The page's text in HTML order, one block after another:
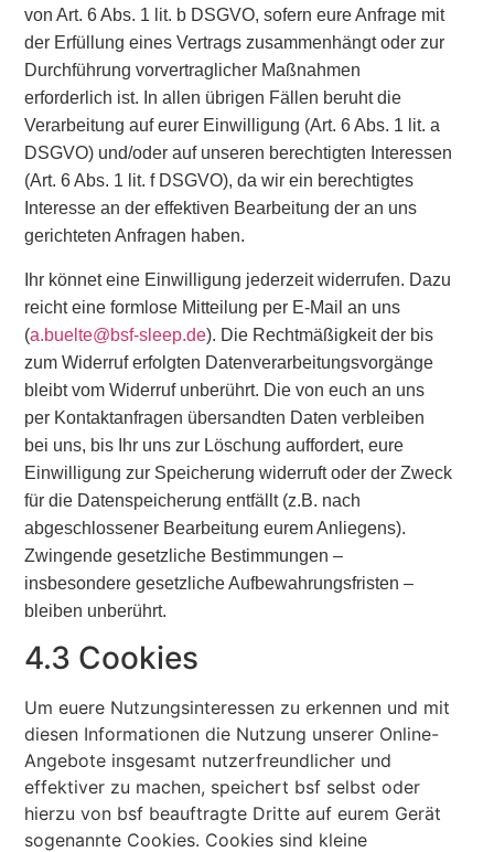
von Art. 6 Abs. 1 lit. b DSGVO, sofern eure Anfrage mit
der Erfüllung eines Vertrags zusammenhängt oder zur
Durchführung vorvertraglicher Maßnahmen
erforderlich ist. In allen übrigen Fällen beruht die
Verarbeitung auf eurer Einwilligung (Art. 6 Abs. 1 lit. a
DSGVO) und/oder auf unseren berechtigten Interessen
(Art. 6 Abs. 1 lit. f DSGVO), da wir ein berechtigtes
Interesse an der effektiven Bearbeitung der an uns
gerichteten Anfragen haben.
Ihr könnet eine Einwilligung jederzeit widerrufen. Dazu
reicht eine formlose Mitteilung per E-Mail an uns
(a.buelte@bsf-sleep.de). Die Rechtmäßigkeit der bis
zum Widerruf erfolgten Datenverarbeitungsvorgänge
bleibt vom Widerruf unberührt. Die von euch an uns
per Kontaktanfragen übersandten Daten verbleiben
bei uns, bis Ihr uns zur Löschung auffordert, eure
Einwilligung zur Speicherung widerruft oder der Zweck
für die Datenspeicherung entfällt (z.B. nach
abgeschlossener Bearbeitung eurem Anliegens).
Zwingende gesetzliche Bestimmungen –
insbesondere gesetzliche Aufbewahrungsfristen –
bleiben unberührt.
4.3 Cookies
Um euere Nutzungsinteressen zu erkennen und mit
diesen Informationen die Nutzung unserer Online-
Angebote insgesamt nutzerfreundlicher und
effektiver zu machen, speichert bsf selbst oder
hierzu von bsf beauftragte Dritte auf eurem Gerät
sogenannte Cookies. Cookies sind kleine